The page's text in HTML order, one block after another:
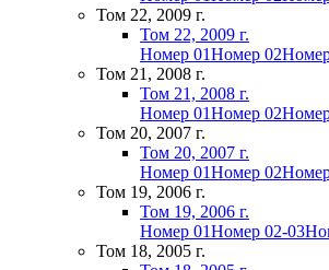
Том 22, 2009 г.
Том 22, 2009 г.
Номер 01Номер 02
Том 21, 2008 г.
Том 21, 2008 г.
Номер 01Номер 02
Том 20, 2007 г.
Том 20, 2007 г.
Номер 01Номер 02
Том 19, 2006 г.
Том 19, 2006 г.
Номер 01Номер 02-03
Том 18, 2005 г.